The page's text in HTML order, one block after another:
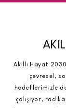
Akıllı Hayat
çevresel,
hedeflerimizle
çalışıyor,